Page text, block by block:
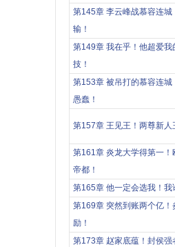
第145章 李云峰战慕容连城
输！
第149章 我在乎！他超爱我
技！
第153章 被吊打的慕容连城
愚蠢！
第157章 王见王！两尊新人
第161章 炎龙大学得第一！
帝都！
第165章 他一定会选我！我
第169章 突然到账两个亿！
励！
第173章 赵家底蕴！封侯强